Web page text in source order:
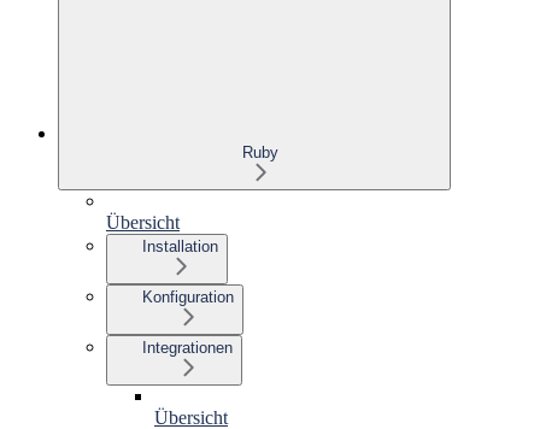
Ruby
Übersicht
Installation
Konfiguration
Integrationen
Übersicht